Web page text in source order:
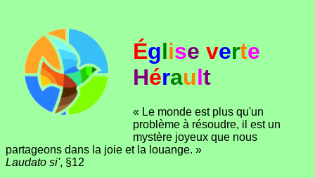
Église verte
Hérault
« Le monde est plus qu'un
problème à résoudre, il est un
mystère joyeux que nous
partageons dans la joie et la louange. »
Laudato si', §12